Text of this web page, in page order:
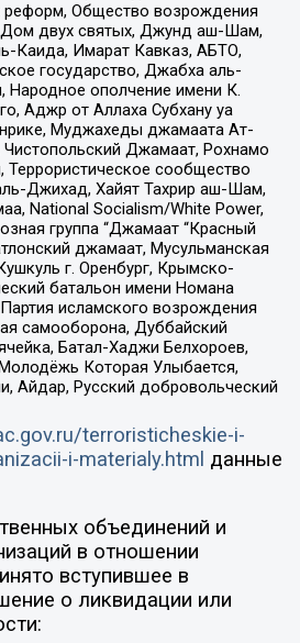
Общество возрождения
Дом двух святых, Джунд аш-Шам,
Каида, Имарат Кавказ, АБТО,
государство, Джабха аль-
ополчение имени К.
Аджр от Аллаха Субхану уа
Муджахеды джамаата Ат-
Джамаат, Рохнамо
Террористическое сообщество
Джихад, Хайят Тахрир аш-Шам,
National Socialism/White Power,
группа “Джамаат “Красный
джамаат, Мусульманская
г. Оренбург, Крымско-
батальон имени Номана
исламского возрождения
самооборона, Дуббайский
Батал-Хаджи Белхороев,
Которая Улыбается,
Айдар, Русский добровольческий
terroristicheskie-i-
i-materialy.html данные
объединений и
в отношении
вступившее в
о ликвидации или